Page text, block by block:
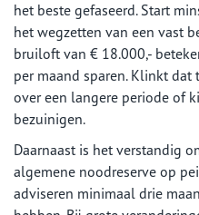
het beste gefaseerd. Start
het wegzetten van een vast
bruiloft van € 18.000,-
per maand sparen. Klinkt dat
over een langere periode of
bezuinigen.
Daarnaast is het verstandig
algemene noodreserve op
adviseren minimaal drie